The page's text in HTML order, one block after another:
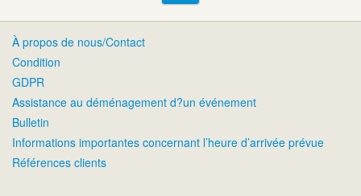
À propos de nous/Contact
Condition
GDPR
Assistance au déménagement d?un événement
Bulletin
Informations importantes concernant l’heure d’arrivée prévue
Références clients